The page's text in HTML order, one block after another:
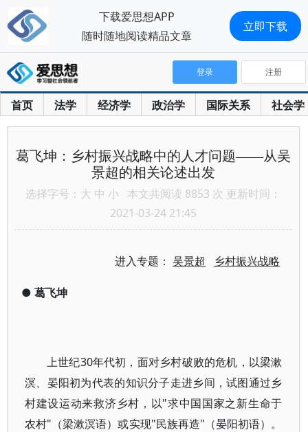
首页 法学 经济学 政治学 国际关系 社会学
登录 注册
葛飞坤：乡村振兴战略中的人才问题——从吴
景超的相关论述出发
选择字号： 大 中 小 本文共阅读 8853 次 更新时间：
2021-03-24 21:45
进入专题：吴景超 乡村振兴战略
● 葛飞坤
上世纪30年代初，面对乡村破败的危机，以梁漱
溟、晏阳初为代表的知识分子走进乡间，试图通过乡
村建设运动来救济乡村，以"求中国国家之新生命于
农村"（梁漱溟语）或实现"民族再造"（晏阳初语）。
下载爱思想APP
随时随地阅读精品文章
立即下载